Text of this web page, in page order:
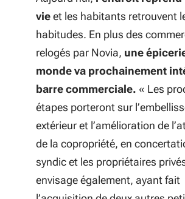
vieet les habitants retrouvent
habitudes. En plus des
relogés par Novia, une
monde va prochainement
barre commerciale. « Les
étapes porteront sur
extérieur et l’amélioration de
de la copropriété, en
syndic et les propriétaires
envisage également, ayant fait